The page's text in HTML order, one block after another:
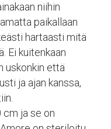
niihin
paikallaan
hartaasti mitä
Ei kuitenkaan
uskonkin että
ja ajan kanssa,
ja se on